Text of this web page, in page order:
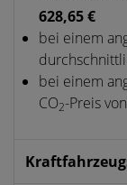
628,65 €
bei einem
bei einem
CO2-Preis